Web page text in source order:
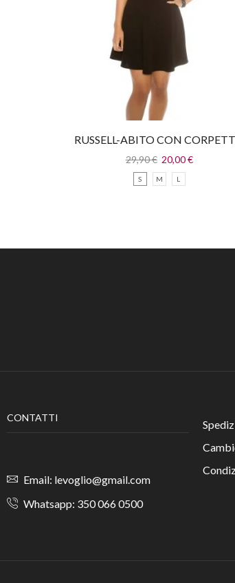
RUSSELL-ABITO CON
IN PAILLETTES
29,90€ 20,00€
S M L
CONTATTI
Email: levoglio@gmail.com
Whatsapp: 350 066 0500